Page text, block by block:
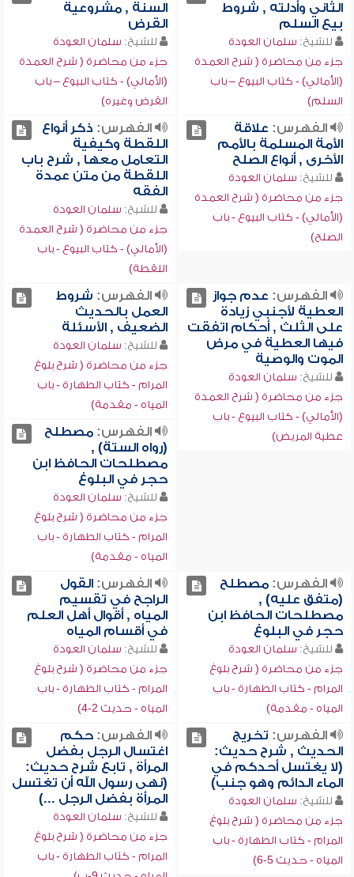
الثاني وأدلته , شروط
بيع السلم
للشيخ: سلمان العودة
جزء من محاضرة ( شرح العمدة
(الأمالي) - كتاب البيوع – باب
السلم)
السنة , مشروعية
القرض
للشيخ: سلمان العودة
جزء من محاضرة ( شرح العمدة
(الأمالي) - كتاب البيوع – باب
القرض وغيره)
الفهرس: علاقة
الأمة المسلمة بالأمم
الأخرى , أنواع الصلح
للشيخ: سلمان العودة
جزء من محاضرة ( شرح العمدة
(الأمالي) - كتاب البيوع - باب
الصلح)
الفهرس: ذكر أنواع
اللقطة وكيفية
التعامل معها , شرح باب
اللقطة من متن عمدة
الفقه
للشيخ: سلمان العودة
جزء من محاضرة ( شرح العمدة
(الأمالي) - كتاب البيوع - باب
اللقطة)
الفهرس: عدم جواز
العطية لأجنبي زيادة
على الثلث , أحكام اتفقت
فيها العطية في مرض
الموت والوصية
للشيخ: سلمان العودة
جزء من محاضرة ( شرح العمدة
(الأمالي) - كتاب البيوع - باب
عطية المريض)
الفهرس: شروط
العمل بالحديث
الضعيف , الأسئلة
للشيخ: سلمان العودة
جزء من محاضرة ( شرح بلوغ
المرام - كتاب الطهارة - باب
المياه - مقدمة)
الفهرس:مصطلح
(رواه الستة) ,
مصطلحات الحافظ ابن
حجر في البلوغ
للشيخ: سلمان العودة
جزء من محاضرة ( شرح بلوغ
المرام - كتاب الطهارة - باب
المياه - مقدمة)
الفهرس:مصطلح
(متفق عليه) ,
مصطلحات الحافظ ابن
حجر في البلوغ
للشيخ: سلمان العودة
جزء من محاضرة ( شرح بلوغ
المرام - كتاب الطهارة - باب
المياه - مقدمة)
الفهرس:القول
الراجح في تقسيم
المياه , أقوال أهل العلم
في أقسام المياه
للشيخ: سلمان العودة
جزء من محاضرة ( شرح بلوغ
المرام - كتاب الطهارة - باب
المياه - حديث 2-4)
الفهرس: تخريج
الحديث , شرح حديث:
(لا يغتسل أحدكم في
الماء الدائم وهو جنب)
للشيخ: سلمان العودة
جزء من محاضرة ( شرح بلوغ
المرام - كتاب الطهارة - باب
المياه - حديث 5-6)
الفهرس:حكم
اغتسال الرجل بفضل
المرأة , تابع شرح حديث:
(نهى رسول الله أن تغتسل
المرأة بفضل الرجل ...)
للشيخ: سلمان العودة
جزء من محاضرة ( شرح بلوغ
المرام - كتاب الطهارة - باب